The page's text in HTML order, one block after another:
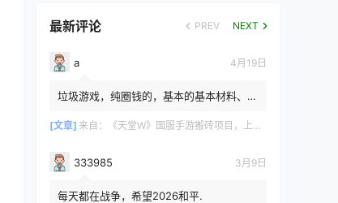
最新评论 PREV NEXT
a 4月19日
垃圾游戏，纯圈钱的，基本的基本材料、白
浪费电费，就跟别说绿...
[文章] 来自： 《天堂W》国服手游搬砖项目，上手简单稳定吃肉，适合长期搬砖！
333985 3月9日
每天都在战争，希望2026和平.